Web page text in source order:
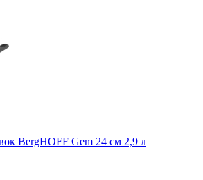
BergHOFF Gem 24 см 2,9 л